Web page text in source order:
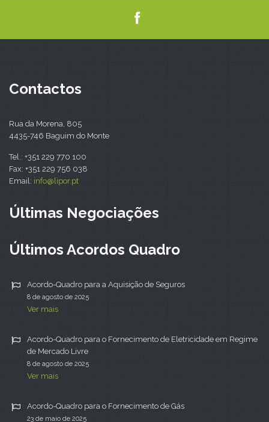
Contactos
Rua da Morena, 805
4435-746 Baguim do Monte
Tel.: +351 229 770 100
Fax: +351 229 756 038
Email: info@lipor.pt
Últimas Negociações
Últimos Acordos Quadro
Acordo-Quadro para a Aquisição de Seguros
8 de agosto de 2025
Ver mais
Acordo-Quadro para o Fornecimento de Eletricidade em Regime
de Mercado Livre
8 de agosto de 2025
Ver mais
Acordo-Quadro para o Fornecimento de Gás
23 de maio de 2025